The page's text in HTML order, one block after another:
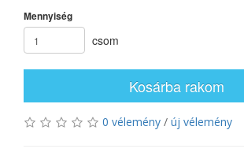
Mennyiség
csom
Kosárba rakom
0 vélemény / új vélemény